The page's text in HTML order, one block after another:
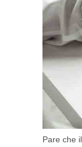
Pare che